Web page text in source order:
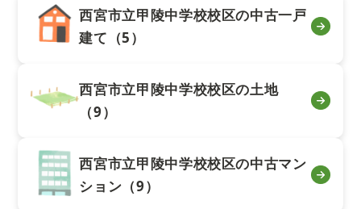
西宮市立甲陵中学校校区の中古一戸
建て（5）
西宮市立甲陵中学校校区の土地
（9）
西宮市立甲陵中学校校区の中古マン
ション（9）